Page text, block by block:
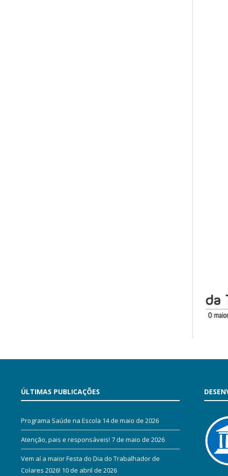
ÚLTIMAS PUBLICAÇÕES
Programa Saúde na Escola 14 de maio de 2026
Atenção, pais e responsáveis! 7 de maio de 2026
Vem aí a maior Festa do Dia do Trabalhador de
Colares 2026! 10 de abril de 2026